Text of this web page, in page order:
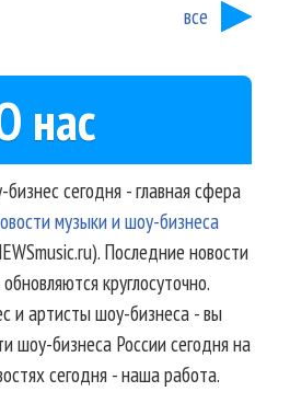
все
нас
сегодня - главная сфера
музыки и шоу-бизнеса
Последние новости
круглосуточно.
и артисты шоу-бизнеса - вы
шоу-бизнеса России сегодня на
сегодня - наша работа.